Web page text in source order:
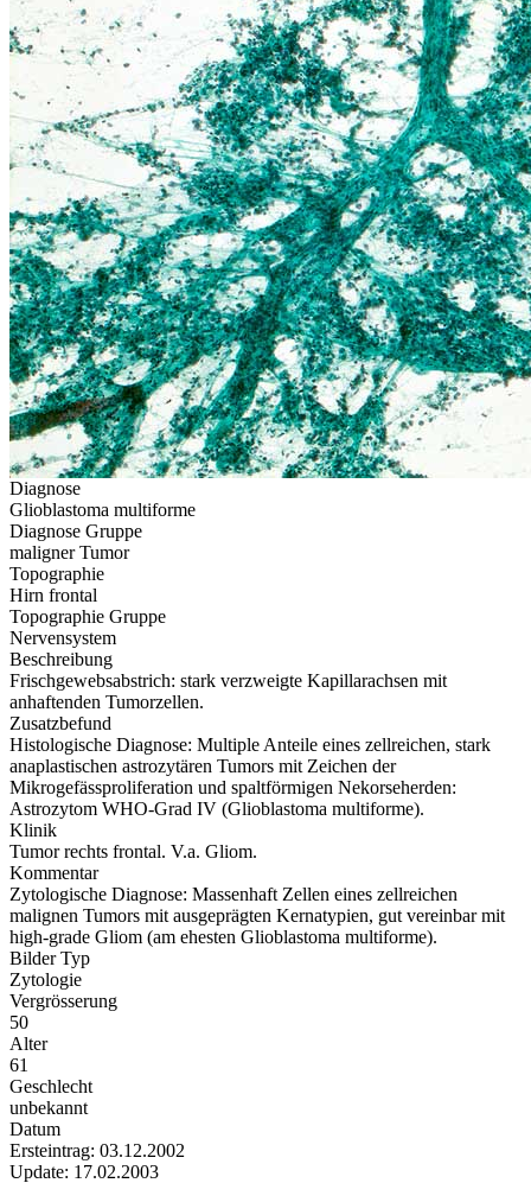
Diagnose
Glioblastoma multiforme
Diagnose Gruppe
maligner Tumor
Topographie
Hirn frontal
Topographie Gruppe
Nervensystem
Beschreibung
Frischgewebsabstrich: stark verzweigte Kapillarachsen mit
anhaftenden Tumorzellen.
Zusatzbefund
Histologische Diagnose: Multiple Anteile eines zellreichen, stark
anaplastischen astrozytären Tumors mit Zeichen der
Mikrogefässproliferation und spaltförmigen Nekorseherden:
Astrozytom WHO-Grad IV (Glioblastoma multiforme).
Klinik
Tumor rechts frontal. V.a. Gliom.
Kommentar
Zytologische Diagnose: Massenhaft Zellen eines zellreichen
malignen Tumors mit ausgeprägten Kernatypien, gut vereinbar mit
high-grade Gliom (am ehesten Glioblastoma multiforme).
Bilder Typ
Zytologie
Vergrösserung
50
Alter
61
Geschlecht
unbekannt
Datum
Ersteintrag: 03.12.2002
Update: 17.02.2003